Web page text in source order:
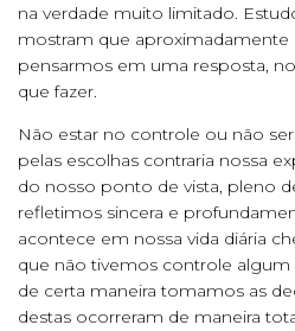
na verdade muito limitado.
mostram que aproximadamente
pensarmos em uma resposta,
que fazer.
Não estar no controle ou não
pelas escolhas contraria nossa
do nosso ponto de vista, pleno
refletimos sincera e
acontece em nossa vida diária
que não tivemos controle
de certa maneira tomamos as
destas ocorreram de maneira